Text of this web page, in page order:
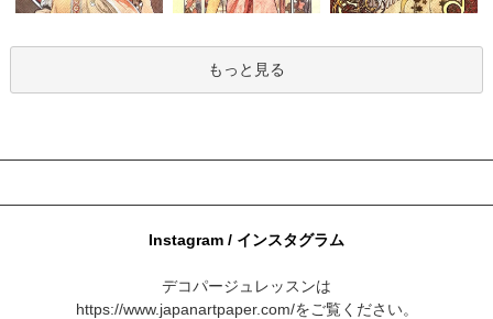
もっと見る
Instagram / インスタグラム
デコパージュレッスンは
https://www.japanartpaper.com/をご覧ください。